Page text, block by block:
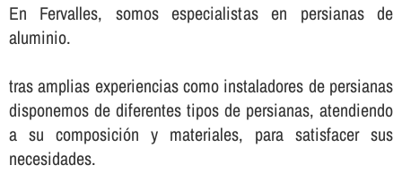
En Fervalles, somos especialistas en persianas de
aluminio.
tras amplias experiencias como instaladores de persianas
disponemos de diferentes tipos de persianas, atendiendo
a su composición y materiales, para satisfacer sus
necesidades.